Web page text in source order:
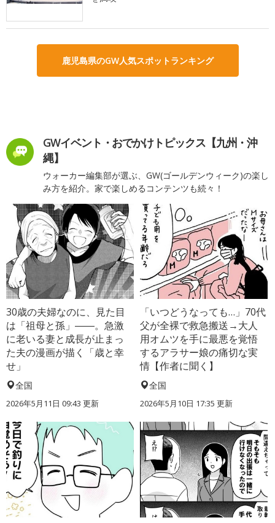
鹿児島県のGW人気スポットランキング
GWイベント・おでかけトピックス【九州・沖
縄】
ウォーカー編集部が選ぶ、GW(ゴールデンウィーク)の楽し
み方を紹介。家で楽しめるコンテンツも続々！
30歳の夫婦なのに、見た目
は「祖母と孫」――。急激
に老いる妻と成長が止まっ
た夫の漫画が描く「歳と幸
せ」
全国
2026年5月11日 09:43 更新
「いつどうなっても…」70代
父が全裸で救急搬送→大人
用オムツを手に最悪を覚悟
するアラサー娘の痛切な実
情【作者に聞く】
全国
2026年5月10日 17:35 更新